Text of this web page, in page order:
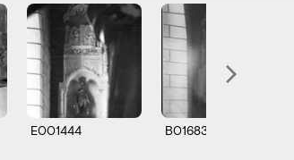
E001444 B016833